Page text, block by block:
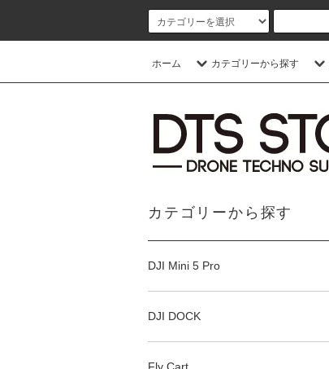
ホーム カテゴリーから探す
カテゴリーから探す
DJI Mini 5 Pro
DJI DOCK